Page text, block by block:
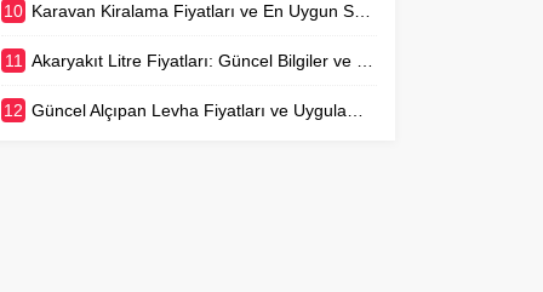
10 Karavan Kiralama Fiyatları ve En Uygun Seçenekler
11 Akaryakıt Litre Fiyatları: Güncel Bilgiler ve Değişim Nedenleri
12 Güncel Alçıpan Levha Fiyatları ve Uygulama Maliyetleri